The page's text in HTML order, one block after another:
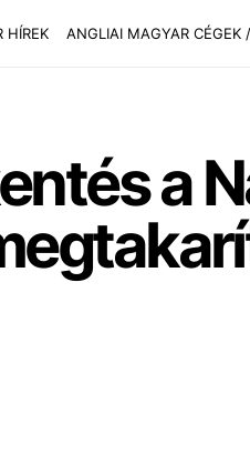
HÍREK ANGLIAI MAGYAR CÉGEK
a